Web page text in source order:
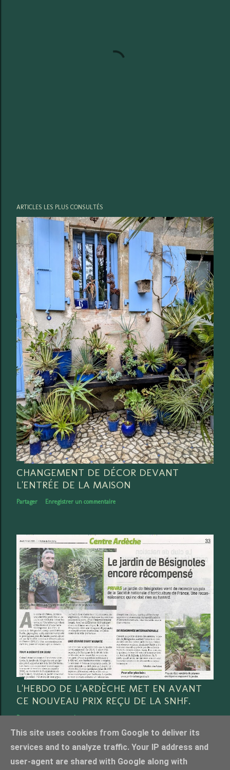
ARTICLES LES PLUS CONSULTÉS
CHANGEMENT DE DÉCOR DEVANT
L'ENTRÉE DE LA MAISON
Partager Enregistrer un commentaire
L'HEBDO DE L'ARDÈCHE MET EN AVANT
CE NOUVEAU PRIX REÇU DE LA SNHF.
Partager 3 commentaires
This site uses cookies from Google to deliver its
services and to analyze traffic. Your IP address and
user-agent are shared with Google along with